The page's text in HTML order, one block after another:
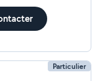
Particulier